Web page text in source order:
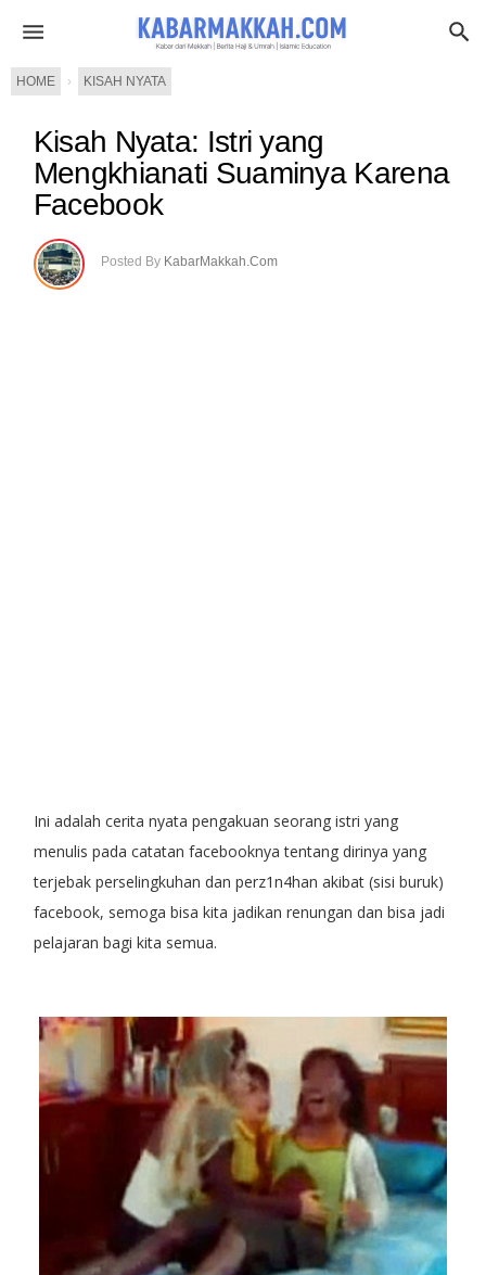
HOME › KISAH NYATA
Kisah Nyata: Istri yang
Mengkhianati Suaminya Karena
Facebook
Posted By KabarMakkah.Com
Ini adalah cerita nyata pengakuan seorang istri yang
menulis pada catatan facebooknya tentang dirinya yang
terjebak perselingkuhan dan perz1n4han akibat (sisi buruk)
facebook, semoga bisa kita jadikan renungan dan bisa jadi
pelajaran bagi kita semua.